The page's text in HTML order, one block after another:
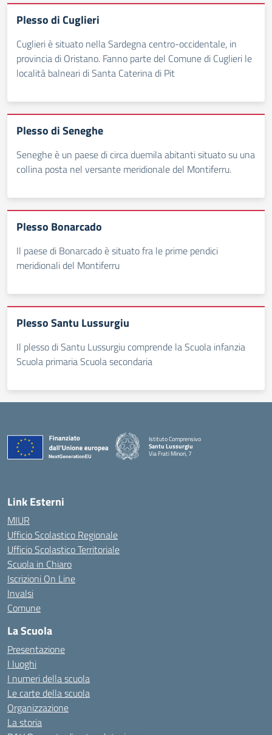
Plesso di Cuglieri
Cuglieri è situato nella Sardegna centro-occidentale, in
provincia di Oristano. Fanno parte del Comune di Cuglieri le
località balneari di Santa Caterina di Pit
Plesso di Seneghe
Seneghe è un paese di circa duemila abitanti situato su una
collina posta nel versante meridionale del Montiferru.
Plesso Bonarcado
Il paese di Bonarcado è situato fra le prime pendici
meridionali del Montiferru
Plesso Santu Lussurgiu
Il plesso di Santu Lussurgiu comprende la Scuola infanzia
Scuola primaria Scuola secondaria
Istituto Comprensivo
Santu Lussurgiu
Via Frati Minori, 7
Link Esterni
MIUR
Ufficio Scolastico Regionale
Ufficio Scolastico Territoriale
Scuola in Chiaro
Iscrizioni On Line
Invalsi
Comune
La Scuola
Presentazione
I luoghi
I numeri della scuola
Le carte della scuola
Organizzazione
La storia